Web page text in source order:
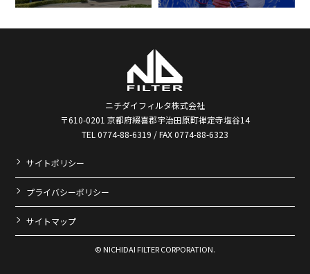
ニチダイフィルタ株式会社
〒610-0201 京都府綴喜郡宇治田原町禅定寺塩谷14
TEL 0774-88-6319 / FAX 0774-88-6323
サイトポリシー
プライバシーポリシー
サイトマップ
© NICHIDAI FILTER CORPORATION.